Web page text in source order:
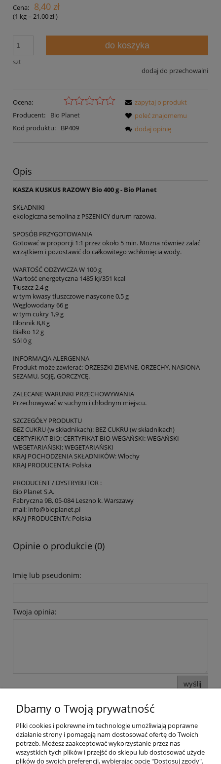
Cena: 8,40 zł
(1 kg=21,00 zł)
szt
do koszyka
dodaj do przechowalni
Ocena:
Producent:
Bio Planet
Kod produktu:
BP409
zapytaj o produkt
poleć znajomemu
dodaj opinię
Opis
KASZA KUSKUS RAZOWY Bio 400 g - Bio Planet
SKŁADNIKI
ekologiczna semolina z PSZENICY durum razowa.
SPOSÓB PRZYGOTOWANIA
Gotować w proporcji 1:1 przez około 5 min. Można również zalać
wrzątkiem i pozostawić do całkowitego wchłonięcia wody.
WARTOŚĆ ODŻYWCZA W 100 g
Wartość energetyczna 1485 kJ/351 kcal
Tłuszcz 2,4 g
w tym kwasy tłuszczowe nasycone 0,5 g
Węglowodany 66 g
w tym cukry 1,9 g
Błonnik 8,8 g
Białko 12 g
Sól 0 g
INFORMACJA ALERGENNA
Produkt może zawierać: ORZESZKI ZIEMNE, ORZECHY, NASIONA
SEZAMU, SOJĘ, GORCZYCĘ.
ZALECANE WARUNKI PRZECHOWYWANIA
Przechowywać w suchym i chłodnym miejscu.
SZCZEGÓŁY PRODUKTU
BEZ CUKRU (w składnikach): BEZ CUKRU (w składnikach)
CERTYFIKAT BIO: CERTYFIKAT BIO WEGAŃSKI: WEGAŃSKI
WEGETARIAŃSKI: WEGETARIAŃSKI
KRAJ POCHODZENIA SKŁADNIKÓW: Włochy
KRAJ PRODUCENTA: Polska
PRODUCENT / DYSTRYBUTOR :
Bio Planet S.A.
Fabryczna 9B, 05-084 Leszno k. Warszawy
mail: info@bioplanet.pl
KRAJ PRODUCENTA: Polska
Opinie o produkcie (0)
Imię lub pseudonim:
Twoja opinia:
wyślij
Pomoc
Moje konto
Dbamy o Twoją prywatność
Pliki cookies i pokrewne im technologie umożliwiają poprawne
działanie strony i pomagają nam dostosować ofertę do Twoich
potrzeb. Możesz zaakceptować wykorzystanie przez nas
wszystkich tych plików i przejść do sklepu lub dostosować użycie
plików do swoich preferencji, wybierając opcję "Dostosuj zgody".